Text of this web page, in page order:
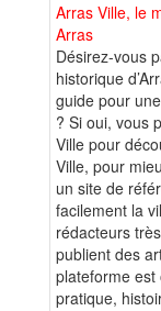
Arras Ville, le
Arras
Désirez-vous
historique
guide pour
? Si oui, vous
Ville pour
Ville, pour
un site de
facilement la
rédacteurs
publient des
plateforme
pratique,